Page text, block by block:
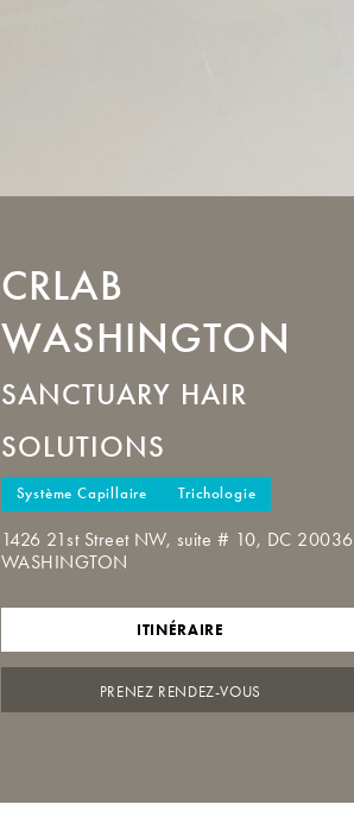
CRLAB
WASHINGTON
SANCTUARY HAIR
SOLUTIONS
Système Capillaire Trichologie
1426 21st Street NW, suite # 10, DC 20036
WASHINGTON
ITINÉRAIRE
PRENEZ RENDEZ-VOUS